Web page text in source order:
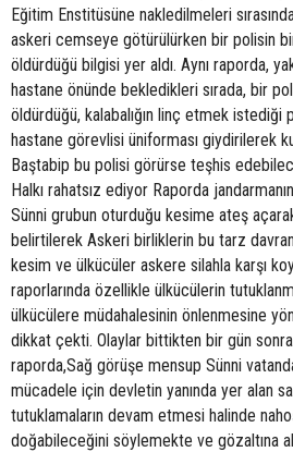
Eğitim Enstitüsüne nakledilmeleri
askeri cemseye götürülürken bir polisin
öldürdüğü bilgisi yer aldı. Aynı raporda,
hastane önünde bekledikleri sırada, bir
öldürdüğü, kalabalığın linç etmek istediği
hastane görevlisi üniforması giydirilerek
Baştabip bu polisi görürse teşhis
Halkı rahatsız ediyor Raporda
Sünni grubun oturduğu kesime ateş
belirtilerek Askeri birliklerin bu tarz
kesim ve ülkücüler askere silahla karşı
raporlarında özellikle ülkücülerin
ülkücülere müdahalesinin önlenmesine
dikkat çekti. Olaylar bittikten bir gün sonra
raporda,Sağ görüşe mensup Sünni
mücadele için devletin yanında yer alan
tutuklamaların devam etmesi halinde
doğabileceğini söylemekte ve gözaltına